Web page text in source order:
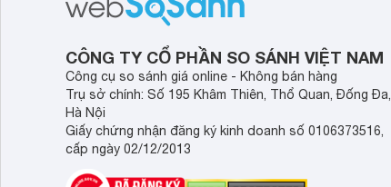
CÔNG TY CỔ PHẦN SO SÁNH VIỆT NAM
Công cụ so sánh giá online - Không bán hàng
Trụ sở chính: Số 195 Khâm Thiên, Thổ Quan, Đống Đa,
Hà Nội
Giấy chứng nhận đăng ký kinh doanh số 0106373516,
cấp ngày 02/12/2013